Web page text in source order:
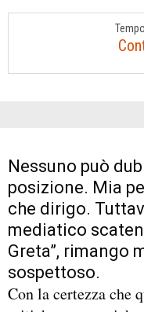
Nessuno può
posizione. Mia
che dirigo.
mediatico
Greta”, rimango
sospettoso.
Con la certezza che